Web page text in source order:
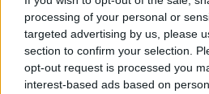
processing of your personal or
targeted advertising by us, please
section to confirm your selection.
opt-out request is processed you
interest-based ads based on